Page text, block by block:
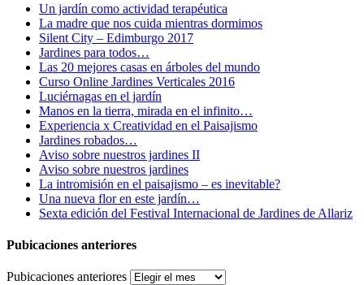
Un jardín como actividad terapéutica
La madre que nos cuida mientras dormimos
Silent City – Edimburgo 2017
Jardines para todos…
Las 20 mejores casas en árboles del mundo
Curso Online Jardines Verticales 2016
Luciérnagas en el jardín
Manos en la tierra, mirada en el infinito…
Experiencia x Creatividad en el Paisajismo
Jardines robados…
Aviso sobre nuestros jardines II
Aviso sobre nuestros jardines
La intromisión en el paisajismo – es inevitable?
Una nueva flor en este jardín…
Sexta edición del Festival Internacional de Jardines de Allariz
Pubicaciones anteriores
Pubicaciones anteriores